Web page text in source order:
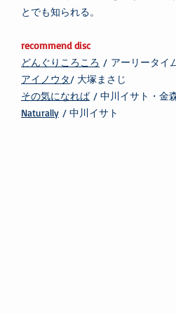
とでも知られる。
recommend disc
どんぐりころころ / アーリータイ
アイノウタ/ 大塚まさじ
その気になれば/ 中川イサト・金
Naturally / 中川イサト